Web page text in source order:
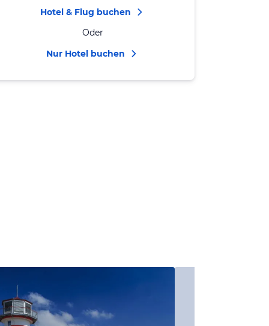
Hotel & Flug buchen
Oder
Nur Hotel buchen